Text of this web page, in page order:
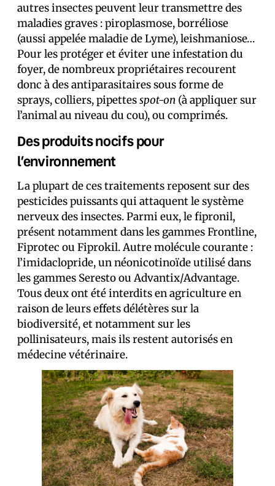
autres insectes peuvent leur transmettre des
maladies graves : piroplasmose, borréliose
(aussi appelée maladie de Lyme), leishmaniose…
Pour les protéger et éviter une infestation du
foyer, de nombreux propriétaires recourent
donc à des antiparasitaires sous forme de
sprays, colliers, pipettesspot-on (à appliquer sur
l’animal au niveau du cou), ou comprimés.
Des produits nocifs pour
l’environnement
La plupart de ces traitements reposent sur des
pesticides puissants qui attaquent le système
nerveux des insectes. Parmi eux, le fipronil,
présent notamment dans les gammes Frontline,
Fiprotec ou Fiprokil. Autre molécule courante :
l’imidaclopride, un néonicotinoïde utilisé dans
les gammes Seresto ou Advantix/Advantage.
Tous deux ont été interdits en agriculture en
raison de leurs effets délétères sur la
biodiversité, et notamment sur les
pollinisateurs, mais ils restent autorisés en
médecine vétérinaire.